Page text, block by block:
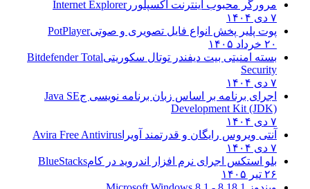
مرورگر محبوب اینترنت اکسپلوررInternet Explorer
۷ دی ۱۴۰۴
پوت پلیر پخش انواع فایل تصویری و صوتیPotPlayer
۲۰ خرداد ۱۴۰۵
بسته امنیتی بیت دیفندر توتال سکوریتیBitdefender Total
Security
۷ دی ۱۴۰۴
اجرای برنامه بر اساس زبان برنامه نویسی جJava SE
Development Kit (JDK)
۷ دی ۱۴۰۴
آنتی ویروس رایگان و قدرتمند آویرا Avira Free Antivirus
۷ دی ۱۴۰۴
بلو استکس اجرای نرم افزار اندروید در کامBlueStacks
۲۶ تیر ۱۴۰۵